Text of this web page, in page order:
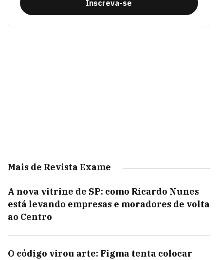
Inscreva-se
Mais de Revista Exame
A nova vitrine de SP: como Ricardo Nunes
está levando empresas e moradores de volta
ao Centro
O código virou arte: Figma tenta colocar